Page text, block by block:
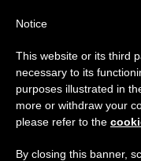
DICASTERIOS,JUSTICIA
Aviso
Del 27 de julio
anual,
se generan menos
Notice
This website or its third
necessary to its
purposes illustrated in
more or withdraw your
please refer to the
By closing this banner,